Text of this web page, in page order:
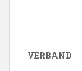
VERBAND